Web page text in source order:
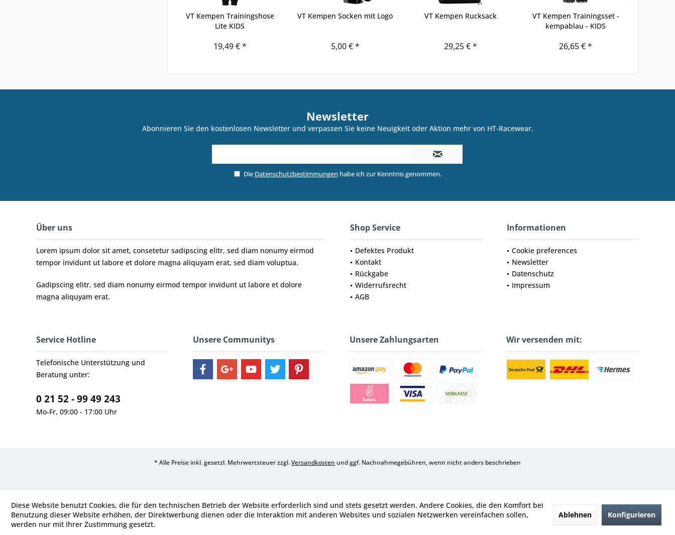
VT Kempen Trainingshose
Lite KIDS
19,49 € *
VT Kempen Socken mit Logo
5,00 € *
VT Kempen Rucksack
29,25 € *
VT Kempen Trainingsset -
kempablau - KIDS
26,65 € *
Newsletter
Abonnieren Sie den kostenlosen Newsletter und verpassen Sie keine Neuigkeit oder Aktion mehr von HT-Racewear.
Die Datenschutzbestimmungen habe ich zur Kenntnis genommen.
Über uns
Lorem ipsum dolor sit amet, consetetur sadipscing elitr, sed diam nonumy eirmod
tempor invidunt ut labore et dolore magna aliquyam erat, sed diam voluptua.
Gadipscing elitr, sed diam nonumy eirmod tempor invidunt ut labore et dolore
magna aliquyam erat.
Shop Service
Defektes Produkt
Kontakt
Rückgabe
Widerrufsrecht
AGB
Informationen
Cookie preferences
Newsletter
Datenschutz
Impressum
Service Hotline
Telefonische Unterstützung und
Beratung unter:
0 21 52 - 99 49 243
Mo-Fr, 09:00 - 17:00 Uhr
Unsere Communitys Unsere Zahlungsarten Wir versenden mit:
* Alle Preise inkl. gesetzl. Mehrwertsteuer zzgl.Versandkosten und ggf. Nachnahmegebühren, wenn nicht anders beschrieben
Diese Website benutzt Cookies, die für den technischen Betrieb der Website erforderlich sind und stets gesetzt werden. Andere Cookies, die den Komfort bei
Benutzung dieser Website erhöhen, der Direktwerbung dienen oder die Interaktion mit anderen Websites und sozialen Netzwerken vereinfachen sollen,
werden nur mit Ihrer Zustimmung gesetzt.
Ablehnen Konfigurieren